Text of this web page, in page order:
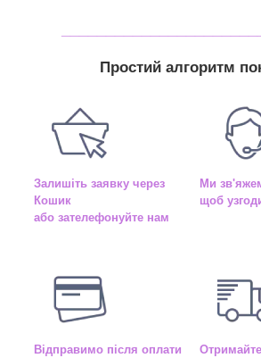
Простий алгоритм
Залишіть заявку через
Кошик
або зателефонуйте нам
Ми
щоб
Відправимо після оплати